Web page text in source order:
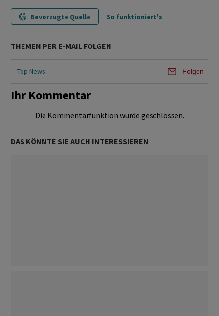
Bevorzugte Quelle So funktioniert's
THEMEN PER E-MAIL FOLGEN
Top News Folgen
Ihr Kommentar
Die Kommentarfunktion wurde geschlossen.
DAS KÖNNTE SIE AUCH INTERESSIEREN